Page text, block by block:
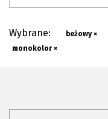
Wybrane: beżowy ×
monokolor ×